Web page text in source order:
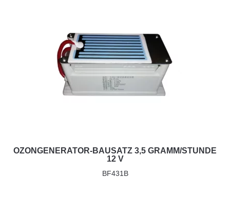
OZONGENERATOR-BAUSATZ 3,5 GRAMM/STUNDE
12 V
BF431B